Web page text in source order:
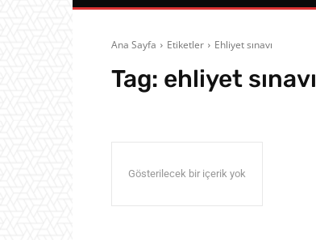
Ana Sayfa Etiketler Ehliyet sınavı
Tag: ehliyet sınavı
Gösterilecek bir içerik yok